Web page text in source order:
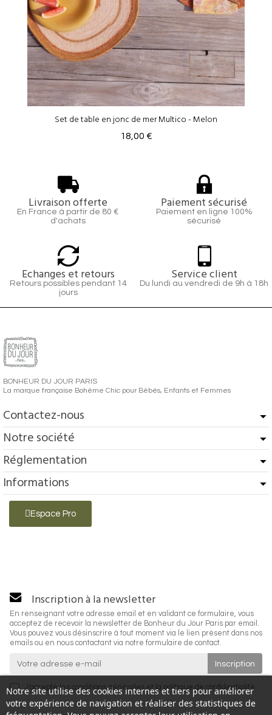
Set de table en jonc de mer Multico - Melon
18,00 €
Livraison offerte
En France à partir de 80 €
d'achats
Paiement sécurisé
Paiement en ligne 100%
sécurisé
Echanges et retours
Retours possibles pendant 14
jours
Service client
Du lundi au vendredi de 9h à 18h
BONHEUR DU JOUR PARIS
La marque française Bohème Chic pour Bébés, Enfants et Femmes
Contactez-nous
Notre société
Réglementation
Informations
Espace Pro
Notre site utilise des cookies internes et tiers pour améliorer
votre expérience de navigation et réaliser des statistiques de
Inscription à la newsletter
En renseignant votre adresse email et en validant ce formulaire, vous
acceptez de recevoir la newsletter de Bonheur du Jour Paris par email.
Vous pouvez vous désinscrire à tout moment via le lien présent dans nos
emails ou en nous contactant via notre formulaire de contact.
J'accepte les conditions générales et la politique de confidentialité.